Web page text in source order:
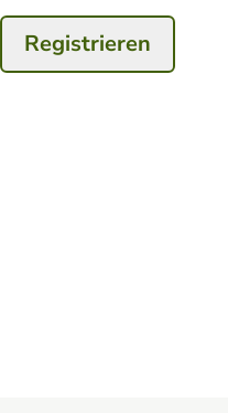
Registrieren